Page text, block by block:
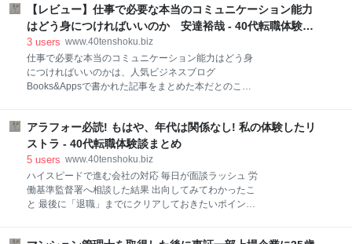
たとえ大企業の正社員であってもリストラ対象として
退職を余儀なくされることとなりました。 一方、当時
の転職事情の観点からは「転職＝忍耐力
ログを書いています。 内容に入る前に、私のことを少
し触れさせていただきます。 冒頭に記したとおり、29
歳の時初めて転職をしました。 新卒で入社した会社で
順調にキャリア形成し、周囲からは将来が明るいと羨
まれていましたが、よくある社内政治に巻き込まれ退
職し、転職の道へ踏み入れました。 転職をしていく目
「転職で実現したいことは何か？」とよく目にしたり
聞いたりするケースがあると思います。 皆さんはどう
思われるでしょうか。私のようにスキルの習得、年収
アップや安
【レビュー】仕事で必要な本当のコミュニケーション能力
はどう身につければいいのか 安達裕哉 - 40代転職体験談
まとめ
3 users www.40tenshoku.biz
仕事で必要な本当のコミュニケーション能力はどう身
につければいいのかは、人気ビジネスブログ
Books&Appsで書かれた記事をまとめた本だとのこ
に記事を読ませてもらうのだが、質的にも非常に高く
とても参考になっている。 同書は企業の中で活躍する
ために、ますます必要不可欠になっているコミュニケ
ーション能力をどう身につければ良いのか？というの
がテーマになっている。 この40代転職体験談まとめの
ターゲットはアラフォーなのだがアラフォーともなる
ョンがそんなに上手く取れる方でもないので、いろい
アラフォー必読! もはや、年代は関係なし! 私の体験したリ
ストラ - 40代転職体験談まとめ
5 users www.40tenshoku.biz
ハイスピードで進む会社の対応 毎日が面談ラッシュ 労
働基準監督署へ相談した結果 出向してみてわかったこ
と 最後に「退職」までにクリアしておきたいポイント